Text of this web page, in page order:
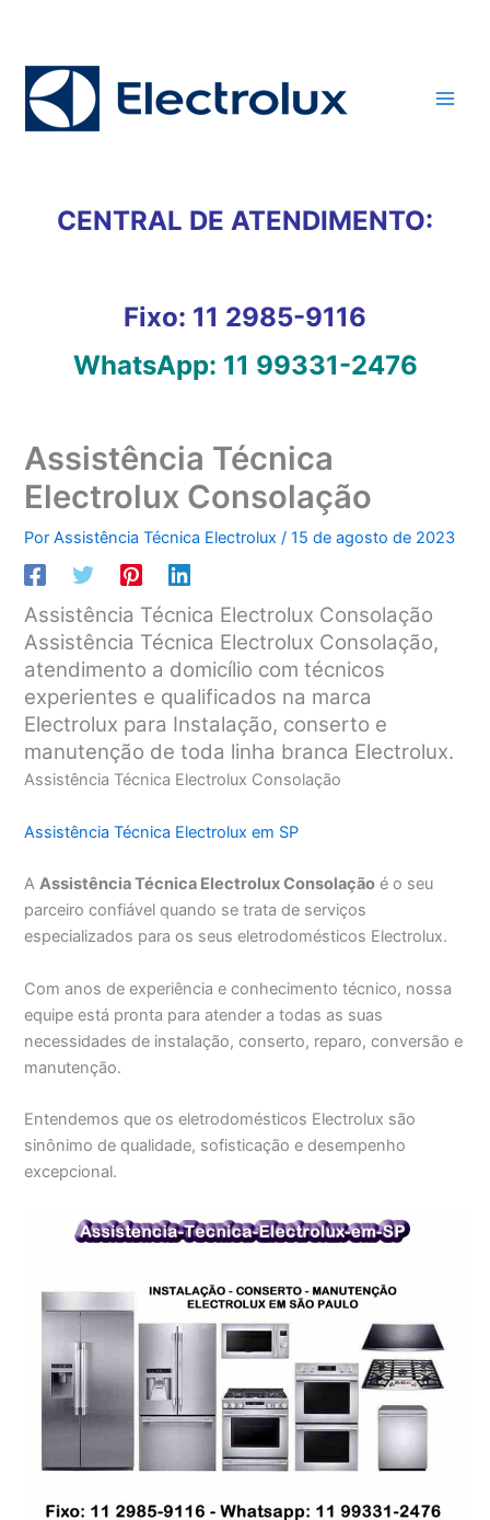
conteúdo
CENTRAL DE ATENDIMENTO:
Fixo: 11 2985-9116
WhatsApp: 11 99331-2476
Assistência Técnica
Electrolux Consolação
PorAssistência Técnica Electrolux/15 de agosto de 2023
Assistência Técnica Electrolux Consolação
Assistência Técnica Electrolux Consolação,
atendimento a domicílio com técnicos
experientes e qualificados na marca
Electrolux para Instalação, conserto e
manutenção de toda linha branca Electrolux.
Assistência Técnica Electrolux Consolação
Assistência Técnica Electrolux em SP
AAssistência Técnica Electrolux Consolação é o seu
parceiro confiável quando se trata de serviços
especializados para os seus eletrodomésticos Electrolux.
Com anos de experiência e conhecimento técnico, nossa
equipe está pronta para atender a todas as suas
necessidades de instalação, conserto, reparo, conversão e
manutenção.
Entendemos que os eletrodomésticos Electrolux são
sinônimo de qualidade, sofisticação e desempenho
excepcional.